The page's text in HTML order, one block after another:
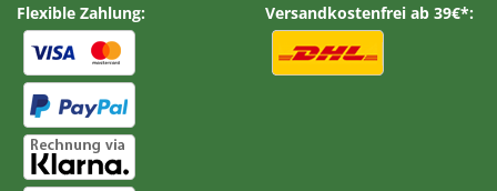
Flexible Zahlung: Versandkostenfrei ab 39€*: